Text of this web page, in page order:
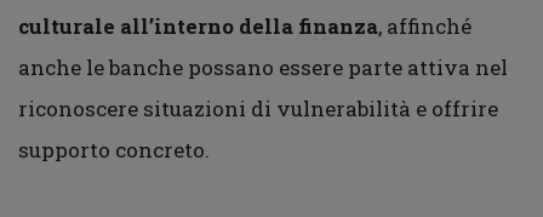
culturale all’interno della finanza, affinché
anche le banche possano essere parte attiva nel
riconoscere situazioni di vulnerabilità e offrire
supporto concreto.